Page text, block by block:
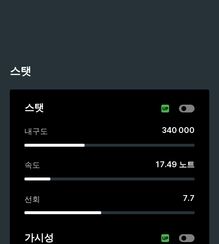
스탯
스탯
내구도 340 000
속도 17.49 노트
선회 7.7
가시성